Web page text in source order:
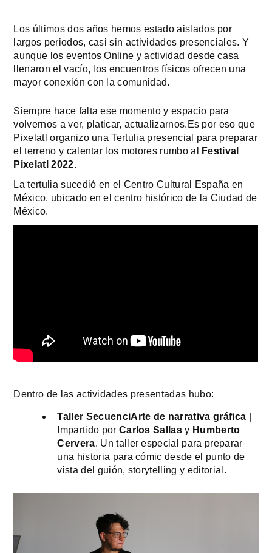
Los últimos dos años hemos estado aislados por
largos periodos, casi sin actividades presenciales. Y
aunque los eventos Online y actividad desde casa
llenaron el vacío, los encuentros físicos ofrecen una
mayor conexión con la comunidad.
Siempre hace falta ese momento y espacio para
volvernos a ver, platicar, actualizarnos.Es por eso que
Pixelatl organizo una Tertulia presencial para preparar
el terreno y calentar los motores rumbo al
Festival
Pixelatl 2022.
La tertulia sucedió en el Centro Cultural España en
México, ubicado en el centro histórico de la Ciudad de
México.
Dentro de las actividades presentadas hubo:
Taller SecuenciArte de narrativa gráfica
Impartido por Carlos Sallas y Humberto
Cervera. Un taller especial para preparar
una historia para cómic desde el punto de
vista del guión, storytelling y editorial.